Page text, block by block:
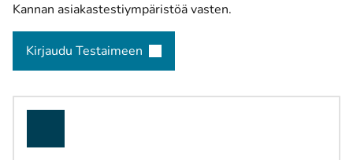
Kannan asiakastestiympäristöä vasten.
Kirjaudu Testaimeen(avautuu uuteen ikkunaan)